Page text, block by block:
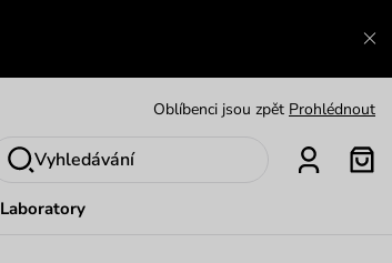
Laboratory
Oblíbenci jsou zpět Prohlédnout
Nech se inspirovat Ukázat
Vyhledávání